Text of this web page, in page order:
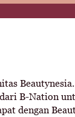
B-Nation
dengan